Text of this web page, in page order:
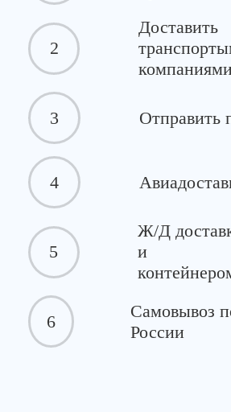
2
Доставить
3 Отправить
4
5
Ж/Д
и
6
Самовывоз
России